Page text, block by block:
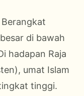
di bawah
hadapan Raja
umat Islam
tinggi.